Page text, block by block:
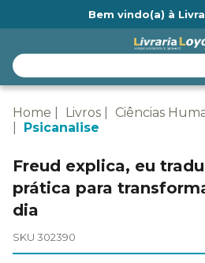
Bem vindo(a) à
Home Livros
Ciências
Psicanalise
Freud explica, eu
prática para
dia
SKU 302390